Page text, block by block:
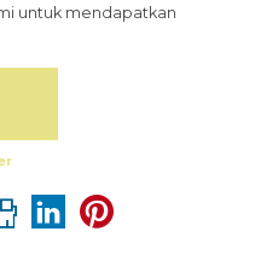
untuk mendapatkan